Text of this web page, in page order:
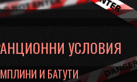
УСЛОВИЯ
И БАТУТИ